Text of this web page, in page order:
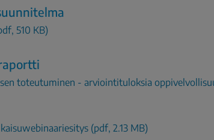
510 KB)
toteutuminen - arviointituloksia
(pdf, 2.13 MB)